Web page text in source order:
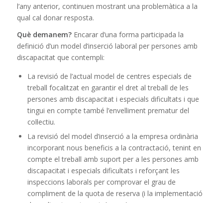
l’any anterior, continuen mostrant una problemàtica a la
qual cal donar resposta.
Què demanem?Encarar d’una forma participada la
definició d’un model d’inserció laboral per persones amb
discapacitat que contempli:
La revisió de l’actual model de centres especials de
treball focalitzat en garantir el dret al treball de les
persones amb discapacitat i especials dificultats i que
tingui en compte també l’envelliment prematur del
col·lectiu.
La revisió del model d’inserció a la empresa ordinària
incorporant nous beneficis a la contractació, tenint en
compte el treball amb suport per a les persones amb
discapacitat i especials dificultats i reforçant les
inspeccions laborals per comprovar el grau de
compliment de la quota de reserva (i la implementació